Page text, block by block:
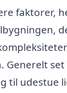
faktorer,
Generelt set
til udestue